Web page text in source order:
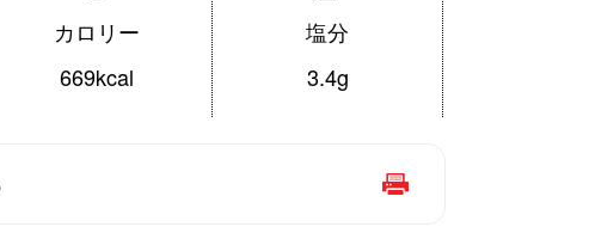
カロリー
669kcal
塩分
3.4g